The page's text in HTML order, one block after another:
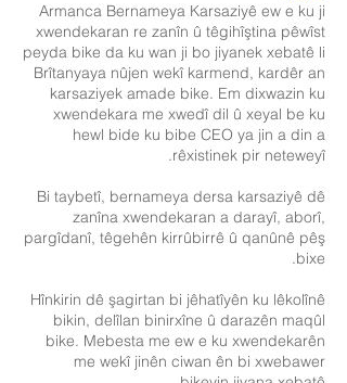
Armanca Bernameya Karsaziyê ew e ku ji
xwendekaran re zanîn û têgihîştina pêwîst
peyda bike da ku wan ji bo jiyanek xebatê li
Brîtanyaya nûjen wekî karmend, kardêr an
karsaziyek amade bike. Em dixwazin ku
xwendekara me xwedî dil û xeyal be ku
hewl bide ku bibe CEO ya jin a din a
rêxistinek pir neteweyî.
Bi taybetî, bernameya dersa karsaziyê dê
zanîna xwendekaran a darayî, aborî,
pargîdanî, têgehên kirrûbirrê û qanûnê pêş
bixe.
Hînkirin dê şagirtan bi jêhatîyên ku lêkolînê
bikin, delîlan binirxîne û darazên maqûl
bike. Mebesta me ew e ku xwendekarên
me wekî jinên ciwan ên bi xwebawer